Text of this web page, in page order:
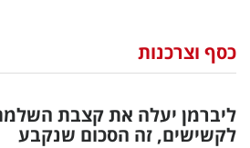
וצרכנות
דיגיטל
כסף וצרכנות
ליברמן יעלה את קצבת
לקשישים, זה הסכום שנקבע